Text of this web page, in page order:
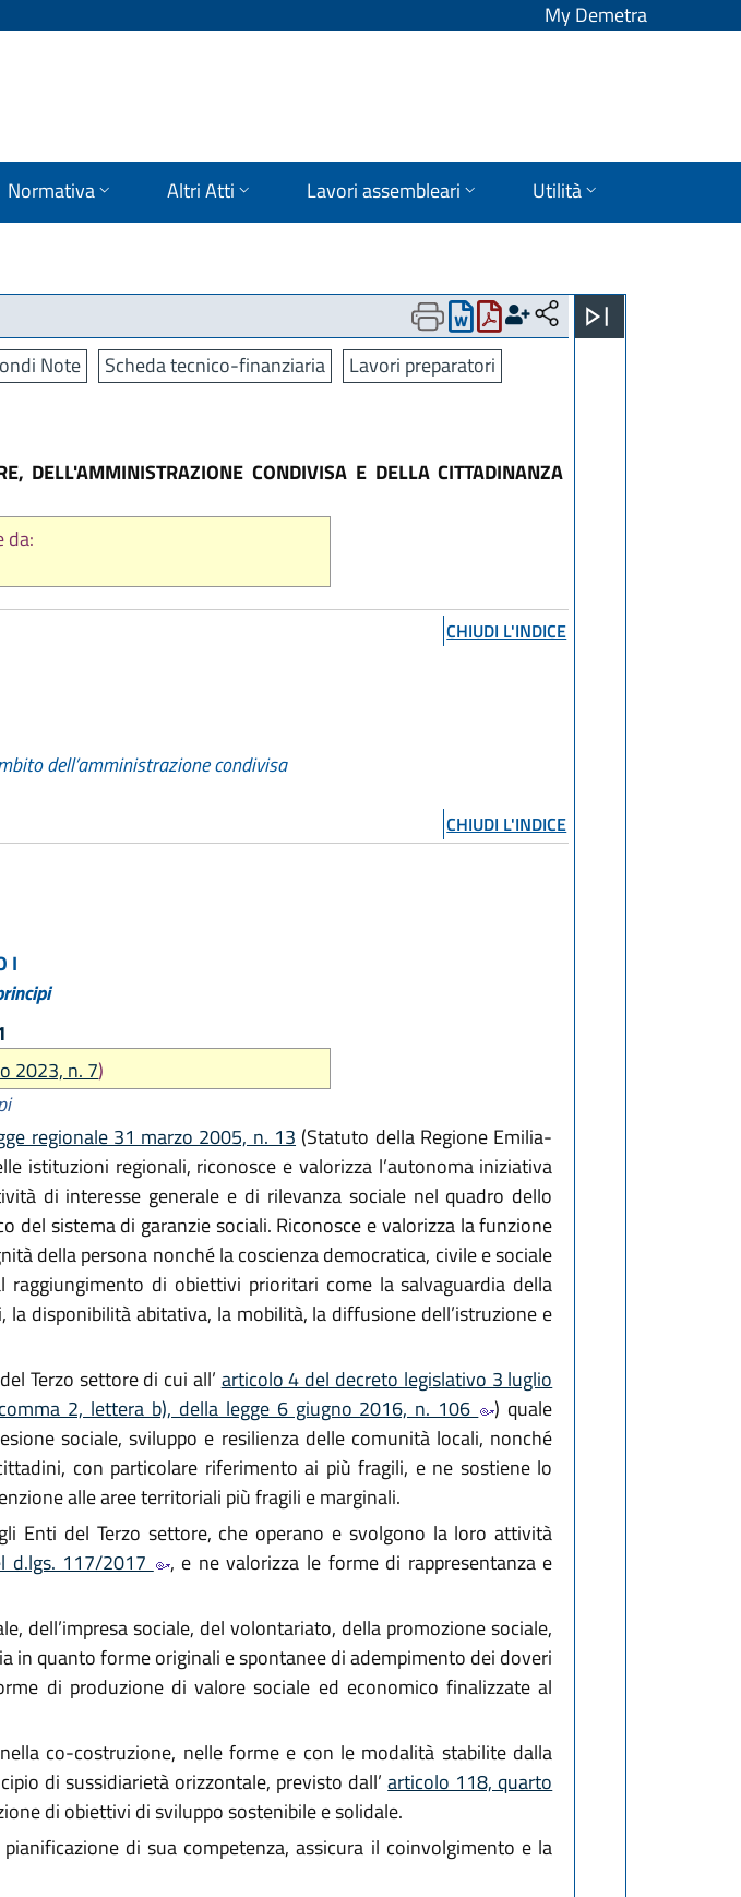
My Demetra
Normativa Altri Atti Lavori assembleari Utilità
Note Scheda tecnico-finanziaria Lavori preparatori
DELL'AMMINISTRAZIONE CONDIVISA E DELLA CITTADINANZA
da:
CHIUDI L'INDICE
dell’amministrazione condivisa
CHIUDI L'INDICE
I
2023, n. 7)
regionale 31 marzo 2005, n. 13 (Statuto della Regione Emilia-
istituzioni regionali, riconosce e valorizza l’autonoma iniziativa
di interesse generale e di rilevanza sociale nel quadro dello
sistema di garanzie sociali. Riconosce e valorizza la funzione
della persona nonché la coscienza democratica, civile e sociale
di obiettivi prioritari come la salvaguardia della
disponibilità abitativa, la mobilità, la diffusione dell’istruzione e
Terzo settore di cui all’ articolo 4 del decreto legislativo 3 luglio
2, lettera b), della legge 6 giugno 2016, n. 106
) quale
sociale, sviluppo e resilienza delle comunità locali, nonché
con particolare riferimento ai più fragili, e ne sostiene lo
alle aree territoriali più fragili e marginali.
Enti del Terzo settore, che operano e svolgono la loro attività
d.lgs. 117/2017
, e ne valorizza le forme di rappresentanza e
dell’impresa sociale, del volontariato, della promozione sociale,
in quanto forme originali e spontanee di adempimento dei doveri
di produzione di valore sociale ed economico finalizzate al
co-costruzione, nelle forme e con le modalità stabilite dalla
di sussidiarietà orizzontale, previsto dall’articolo 118, quarto
di obiettivi di sviluppo sostenibile e solidale.
di sua competenza, assicura il coinvolgimento e la